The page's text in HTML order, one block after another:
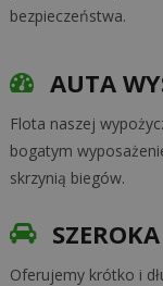
bezpieczeństwa.
AUTA
Flota naszej
bogatym
skrzynią biegów.
Oferujemy krótko i